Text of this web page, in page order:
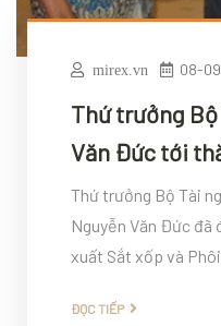
mirex.vn 08-
Thứ trưởng Bộ
Văn Đức tới
Thứ trưởng Bộ Tài
Nguyễn Văn Đức đã
xuất Sắt xốp và
ĐỌC TIẾP